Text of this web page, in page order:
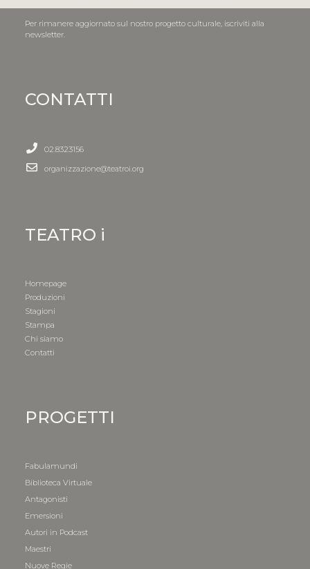
Per rimanere aggiornato sul nostro progetto culturale, iscriviti alla
newsletter.
CONTATTI
02.8323156
organizzazione@teatroi.org
TEATRO i
Homepage
Produzioni
Stagioni
Stampa
Chi siamo
Contatti
PROGETTI
Fabulamundi
Biblioteca Virtuale
Antagonisti
Emersioni
Autori in Podcast
Maestri
Nuove Regie